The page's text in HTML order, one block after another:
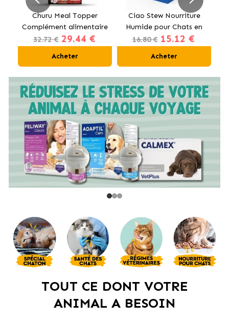
Churu Meal Topper
Complément alimentaire
pour chiens au bœuf
32.72 € 29.44 €
Acheter
Ciao Stew Nourriture
Humide pour Chats en
Crème avec Poulet et
16.80 € 15.12 €
Acheter
TOUT CE DONT VOTRE
ANIMAL A BESOIN